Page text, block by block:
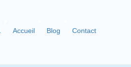
Accueil Blog Contact